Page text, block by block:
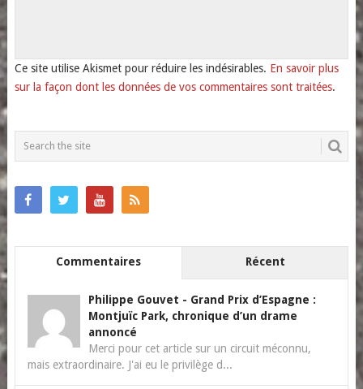
Ce site utilise Akismet pour réduire les indésirables. En savoir plus
sur la façon dont les données de vos commentaires sont traitées.
Commentaires Récent
Philippe Gouvet - Grand Prix d’Espagne :
Montjuïc Park, chronique d’un drame
annoncé
Merci pour cet article sur un circuit méconnu,
mais extraordinaire. J'ai eu le privilège d...